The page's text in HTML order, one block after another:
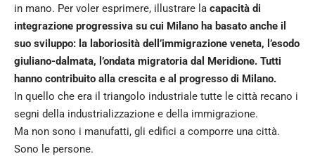
in mano. Per voler esprimere, illustrare la capacità di
integrazione progressiva su cui Milano ha basato anche il
suo sviluppo: la laboriosità dell’immigrazione veneta, l’esodo
giuliano-dalmata, l’ondata migratoria dal Meridione. Tutti
hanno contribuito alla crescita e al progresso di Milano.
In quello che era il triangolo industriale tutte le città recano i
segni della industrializzazione e della immigrazione.
Ma non sono i manufatti, gli edifici a comporre una città.
Sono le persone.